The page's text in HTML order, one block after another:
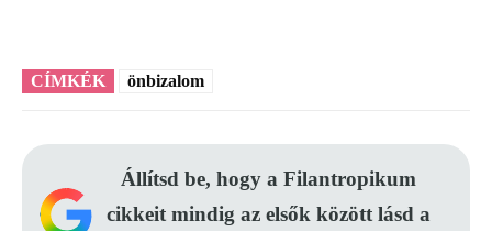
CÍMKÉK önbizalom
Állítsd be, hogy a Filantropikum
cikkeit mindig az elsők között lásd a